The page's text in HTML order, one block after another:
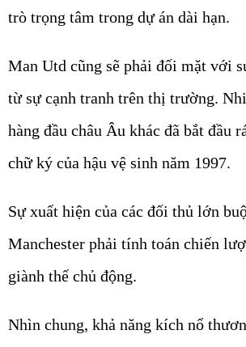
trò trọng tâm trong dự án dài hạn.
Man Utd cũng sẽ phải đối mặt với
từ sự cạnh tranh trên thị trường.
hàng đầu châu Âu khác đã bắt đầu
chữ ký của hậu vệ sinh năm 1997.
Sự xuất hiện của các đối thủ lớn
Manchester phải tính toán chiến
giành thế chủ động.
Nhìn chung, khả năng kích nổ